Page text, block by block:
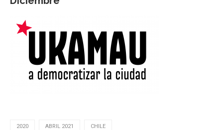
2020 ABRIL 2021 CHILE